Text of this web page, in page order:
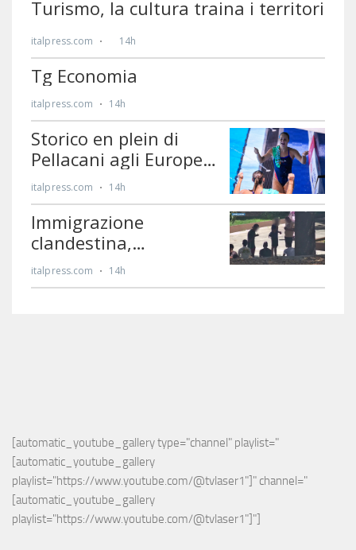
[automatic_youtube_gallery type="channel" playlist="
[automatic_youtube_gallery
playlist="https://www.youtube.com/@tvlaser1"]" channel="
[automatic_youtube_gallery
playlist="https://www.youtube.com/@tvlaser1"]"]